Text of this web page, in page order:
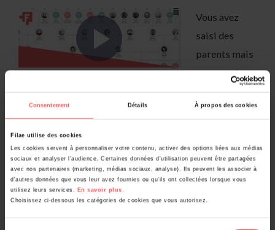
Consentement Détails À propos des cookies
Filae utilise des cookies
Les cookies servent à personnaliser votre contenu, activer des options liées aux médias
sociaux et analyser l’audience. Certaines données d'utilisation peuvent être partagées
avec nos partenaires (marketing, médias sociaux, analyse). Ils peuvent les associer à
d'autres données que vous leur avez fournies ou qu'ils ont collectées lorsque vous
utilisez leurs services.
En savoir plus .
Choisissez ci-dessous les catégories de cookies que vous autorisez.
Vous avez
saisi des
parents mais
ce ne sont
pas les bons ?
corriger l’erreur